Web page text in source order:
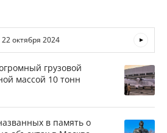
22 октября 2024
грузовой
массой 10 тонн
в память о